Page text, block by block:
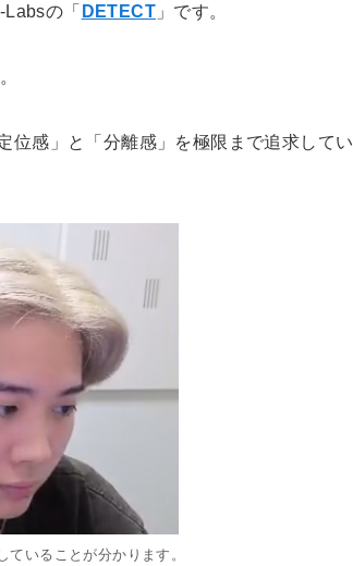
の「 DETECT 」です。
位感」と「分離感」を極限まで追求してい
いることが分かります。